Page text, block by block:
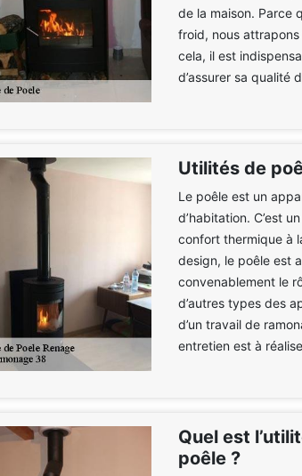
de la maison. Parce
froid, nous
cela, il est
d’assurer sa qualité
Utilités de
Le poêle est un
d’habitation. C’est
confort thermique à
design, le poêle est
convenablement le
d’autres types des
d’un travail de
entretien est à
Quel est
poêle ?